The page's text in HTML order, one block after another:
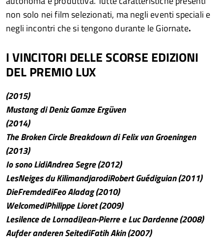
non solo nei film selezionati, ma negli eventi speciali e
negli incontri che si tengono durante le Giornate.
I VINCITORI DELLE SCORSE EDIZIONI
DEL PREMIO LUX
(2015)
Mustang di Deniz Gamze Ergüven
(2014)
The Broken Circle Breakdown di Felix van Groeningen
(2013)
Io sono LidiAndrea Segre (2012)
LesNeiges du KilimandjarodiRobert Guédiguian (2011)
DieFremdediFeo Aladag (2010)
WelcomediPhilippe Lioret (2009)
Lesilence de LornadiJean-Pierre e Luc Dardenne (2008)
Aufder anderen SeitediFatih Akin (2007)